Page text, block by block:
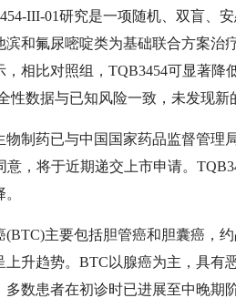
III-01研究是一项随机、双盲、
滨和氟尿嘧啶类为基础联合方案治
，相比对照组，TQB3454可显著降
性数据与已知风险一致，未发现新
物制药已与中国国家药品监督管理
意，将于近期递交上市申请。
(BTC)主要包括胆管癌和胆囊癌，
上升趋势。BTC以腺癌为主，具有
多数患者在初诊时已进展至中晚期